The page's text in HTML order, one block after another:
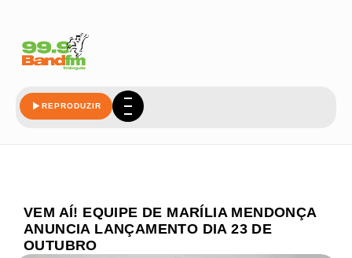
REPRODUZIR
VEM AÍ! EQUIPE DE MARÍLIA MENDONÇA
ANUNCIA LANÇAMENTO DIA 23 DE
OUTUBRO